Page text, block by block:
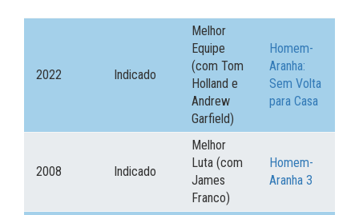
2022 Indicado
Melhor
Equipe
(com Tom
Holland e
Andrew
Garfield)
Homem-
Aranha:
Sem Volta
para Casa
2008 Indicado
Melhor
Luta (com
James
Franco)
Homem-
Aranha 3